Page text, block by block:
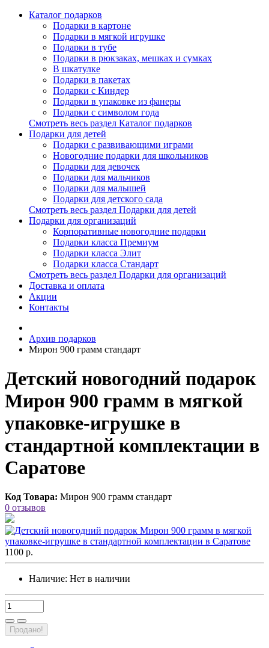
Каталог подарков
Подарки в картоне
Подарки в мягкой игрушке
Подарки в тубе
Подарки в рюкзаках, мешках и сумках
В шкатулке
Подарки в пакетах
Подарки с Киндер
Подарки в упаковке из фанеры
Подарки с символом года
Смотреть весь раздел Каталог подарков
Подарки для детей
Подарки с развивающими играми
Новогодние подарки для школьников
Подарки для девочек
Подарки для мальчиков
Подарки для малышей
Подарки для детского сада
Смотреть весь раздел Подарки для детей
Подарки для организаций
Корпоративные новогодние подарки
Подарки класса Премиум
Подарки класса Элит
Подарки класса Стандарт
Смотреть весь раздел Подарки для организаций
Доставка и оплата
Акции
Контакты
Архив подарков
Мирон 900 грамм стандарт
Детский новогодний подарок
Мирон 900 грамм в мягкой
упаковке-игрушке в
стандартной комплектации в
Саратове
Код Товара: Мирон 900 грамм стандарт
0 отзывов
1100 р.
Наличие: Нет в наличии
Продано!